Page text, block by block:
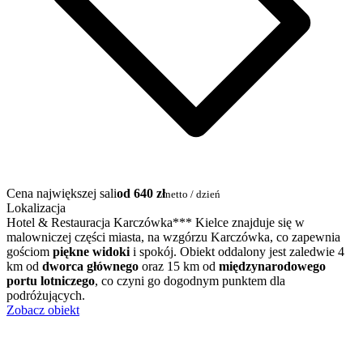
Cena największej saliod 640 złnetto / dzień
Lokalizacja
Hotel & Restauracja Karczówka*** Kielce znajduje się w
malowniczej części miasta, na wzgórzu Karczówka, co zapewnia
gościom piękne widoki i spokój. Obiekt oddalony jest zaledwie 4
km od dworca głównego oraz 15 km od międzynarodowego
portu lotniczego, co czyni go dogodnym punktem dla
podróżujących.
Zobacz obiekt